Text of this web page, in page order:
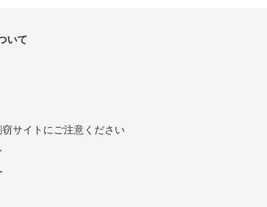
いて
サイトにご注意ください